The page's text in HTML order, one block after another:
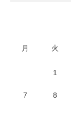
月 火
1
7 8